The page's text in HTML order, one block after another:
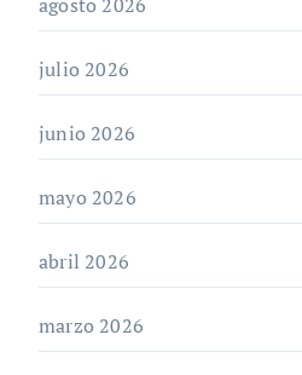
julio 2026
junio 2026
mayo 2026
abril 2026
marzo 2026